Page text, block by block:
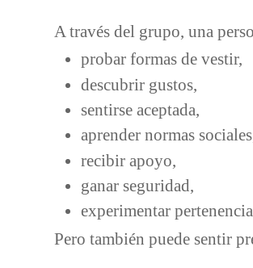
A través del grupo, una
probar formas de vestir,
descubrir gustos,
sentirse aceptada,
aprender normas
recibir apoyo,
ganar seguridad,
experimentar
Pero también puede sentir